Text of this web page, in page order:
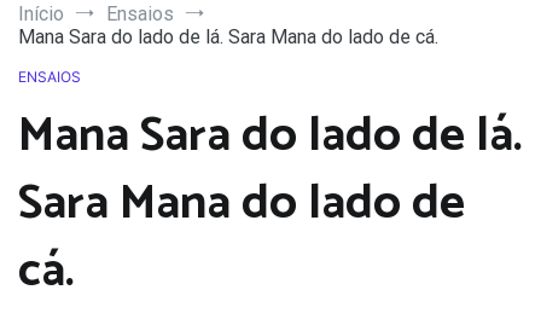
Início
Ensaios
Mana Sara do lado de lá. Sara Mana do lado de cá.
ENSAIOS
Mana Sara do lado de lá.
Sara Mana do lado de
cá.